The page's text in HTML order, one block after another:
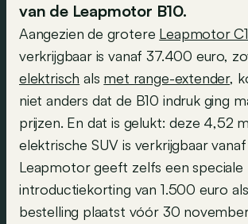
van de Leapmotor B10.
Aangezien de grotere Leapmotor
verkrijgbaar is vanaf 37.400 euro,
elektrisch als met range-extender,
niet anders dat de B10 indruk ging
prijzen. En dat is gelukt: deze 4,52
elektrische SUV is verkrijgbaar
Leapmotor geeft zelfs een speciale
introductiekorting van 1.500 euro
bestelling plaatst vóór 30